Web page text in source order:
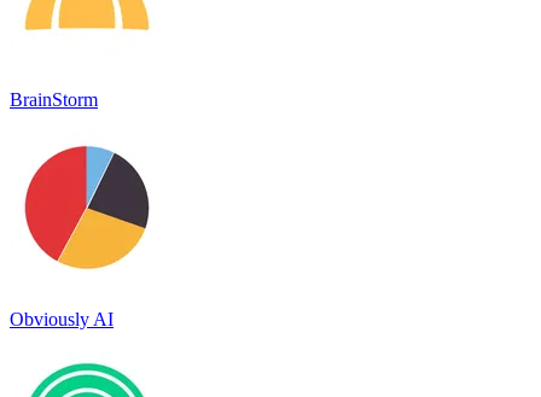
BrainStorm
Obviously AI